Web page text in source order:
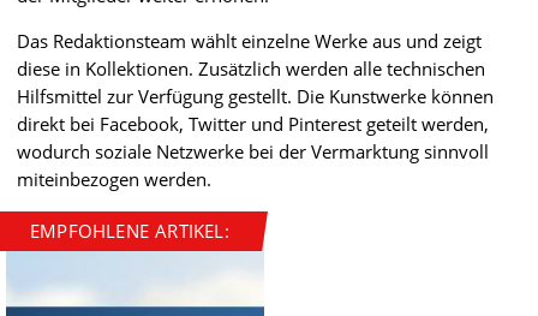
Das Redaktionsteam wählt einzelne Werke aus und zeigt
diese in Kollektionen. Zusätzlich werden alle technischen
Hilfsmittel zur Verfügung gestellt. Die Kunstwerke können
direkt bei Facebook, Twitter und Pinterest geteilt werden,
wodurch soziale Netzwerke bei der Vermarktung sinnvoll
miteinbezogen werden.
EMPFOHLENE ARTIKEL: